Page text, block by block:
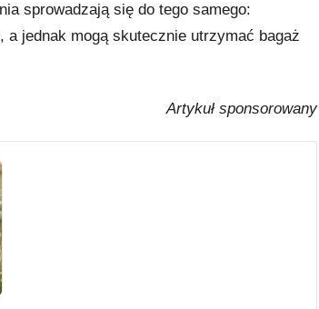
sprowadzają się do tego samego:
a jednak mogą skutecznie utrzymać bagaż
Artykuł sponsorowany